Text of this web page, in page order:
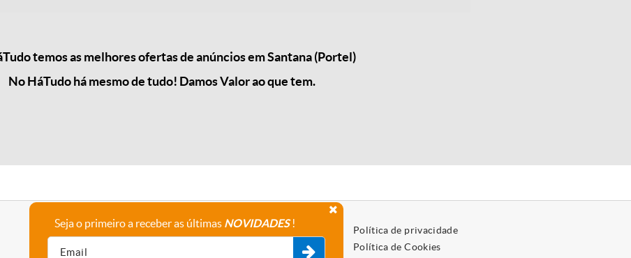
temos as melhores ofertas de anúncios em Santana (Portel)
No HáTudo há mesmo de tudo! Damos Valor ao que tem.
A empresa
Política de privacidade
Política de Cookies
Seja o primeiro a receber as últimas NOVIDADES!